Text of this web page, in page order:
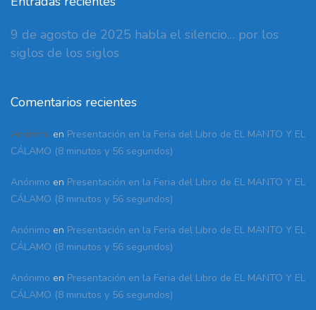
9 de agosto de 2025 habla el silencio… por los
siglos de los siglos
Comentarios recientes
Anónimo en Presentación en la Feria del Libro de EL MANTO Y EL
CÁLAMO (8 minutos y 56 segundos)
Anónimo en Presentación en la Feria del Libro de EL MANTO Y EL
CÁLAMO (8 minutos y 56 segundos)
Anónimo en Presentación en la Feria del Libro de EL MANTO Y EL
CÁLAMO (8 minutos y 56 segundos)
Anónimo en Presentación en la Feria del Libro de EL MANTO Y EL
CÁLAMO (8 minutos y 56 segundos)